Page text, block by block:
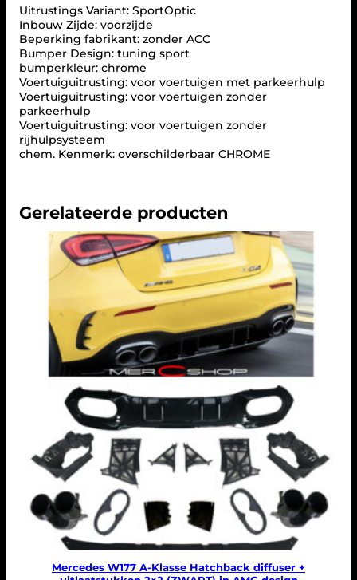
S
(
W
1
7
7
)
a
a
n
t
Uitrustings Variant: SportOptic
Inbouw Zijde: voorzijde
Beperking fabrikant: zonder ACC
Bumper Design: tuning sport
bumperkleur: chrome
Voertuiguitrusting: voor voertuigen met parkeerhulp
Voertuiguitrusting: voor voertuigen zonder
parkeerhulp
Voertuiguitrusting: voor voertuigen zonder
rijhulpsysteem
chem. Kenmerk: overschilderbaar CHROME
Gerelateerde producten
Mercedes W177 A-Klasse Hatchback diffuser +